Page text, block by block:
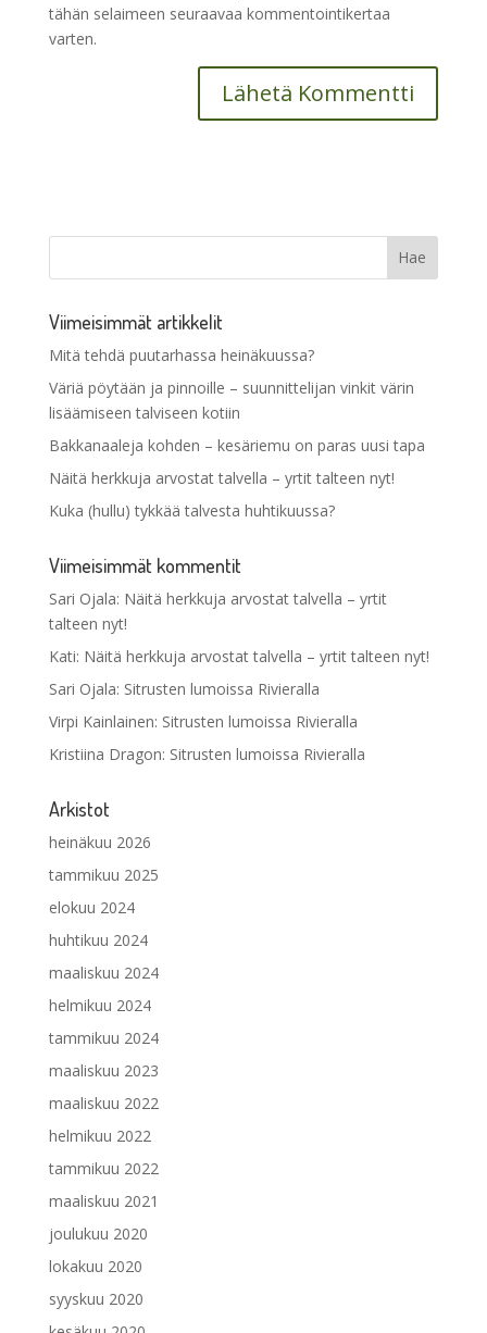
tähän selaimeen seuraavaa kommentointikertaa
varten.
Viimeisimmät artikkelit
Mitä tehdä puutarhassa heinäkuussa?
Väriä pöytään ja pinnoille – suunnittelijan vinkit värin
lisäämiseen talviseen kotiin
Bakkanaaleja kohden – kesäriemu on paras uusi tapa
Näitä herkkuja arvostat talvella – yrtit talteen nyt!
Kuka (hullu) tykkää talvesta huhtikuussa?
Viimeisimmät kommentit
Sari Ojala: Näitä herkkuja arvostat talvella – yrtit
talteen nyt!
Kati: Näitä herkkuja arvostat talvella – yrtit talteen nyt!
Sari Ojala: Sitrusten lumoissa Rivieralla
Virpi Kainlainen: Sitrusten lumoissa Rivieralla
Kristiina Dragon: Sitrusten lumoissa Rivieralla
Arkistot
heinäkuu 2026
tammikuu 2025
elokuu 2024
huhtikuu 2024
maaliskuu 2024
helmikuu 2024
tammikuu 2024
maaliskuu 2023
maaliskuu 2022
helmikuu 2022
tammikuu 2022
maaliskuu 2021
joulukuu 2020
lokakuu 2020
syyskuu 2020